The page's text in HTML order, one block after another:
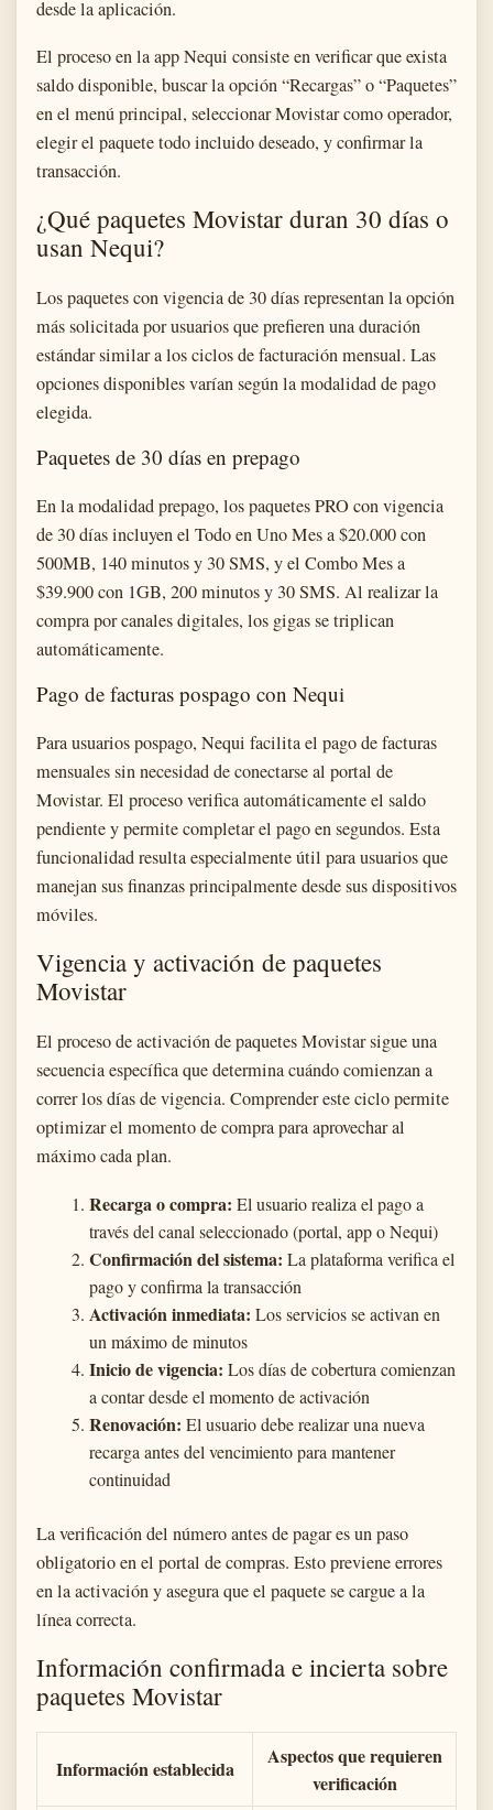
desde la aplicación.
El proceso en la app Nequi consiste en verificar que exista
saldo disponible, buscar la opción “Recargas” o “Paquetes”
en el menú principal, seleccionar Movistar como operador,
elegir el paquete todo incluido deseado, y confirmar la
transacción.
¿Qué paquetes Movistar duran 30 días o
usan Nequi?
Los paquetes con vigencia de 30 días representan la opción
más solicitada por usuarios que prefieren una duración
estándar similar a los ciclos de facturación mensual. Las
opciones disponibles varían según la modalidad de pago
elegida.
Paquetes de 30 días en prepago
En la modalidad prepago, los paquetes PRO con vigencia
de 30 días incluyen el Todo en Uno Mes a $20.000 con
500MB, 140 minutos y 30 SMS, y el Combo Mes a
$39.900 con 1GB, 200 minutos y 30 SMS. Al realizar la
compra por canales digitales, los gigas se triplican
automáticamente.
Pago de facturas pospago con Nequi
Para usuarios pospago, Nequi facilita el pago de facturas
mensuales sin necesidad de conectarse al portal de
Movistar. El proceso verifica automáticamente el saldo
pendiente y permite completar el pago en segundos. Esta
funcionalidad resulta especialmente útil para usuarios que
manejan sus finanzas principalmente desde sus dispositivos
móviles.
Vigencia y activación de paquetes
Movistar
El proceso de activación de paquetes Movistar sigue una
secuencia específica que determina cuándo comienzan a
correr los días de vigencia. Comprender este ciclo permite
optimizar el momento de compra para aprovechar al
máximo cada plan.
Recarga o compra: El usuario realiza el pago a
través del canal seleccionado (portal, app o Nequi)
Confirmación del sistema: La plataforma verifica el
pago y confirma la transacción
Activación inmediata: Los servicios se activan en
un máximo de minutos
Inicio de vigencia: Los días de cobertura comienzan
a contar desde el momento de activación
Renovación: El usuario debe realizar una nueva
recarga antes del vencimiento para mantener
continuidad
La verificación del número antes de pagar es un paso
obligatorio en el portal de compras. Esto previene errores
en la activación y asegura que el paquete se cargue a la
línea correcta.
Información confirmada e incierta sobre
paquetes Movistar
Información establecida
Aspectos que requieren
verificación